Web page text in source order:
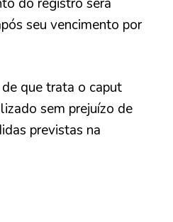
seu vencimento por
que trata o caput
sem prejuízo de
previstas na